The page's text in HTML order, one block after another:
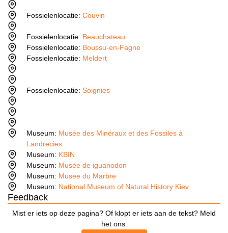
Fossielenlocatie:Couvin
Fossielenlocatie: Beauchateau
Fossielenlocatie: Boussu-en-Fagne
Fossielenlocatie: Meldert
Fossielenlocatie:Soignies
Museum: Musée des Minéraux et des Fossiles à
Landrecies
Museum: KBIN
Museum: Musée de iguanodon
Museum: Musee du Marbre
Museum: National Museum of Natural History Kiev
Feedback
Mist er iets op deze pagina? Of klopt er iets aan de tekst? Meld
het ons.